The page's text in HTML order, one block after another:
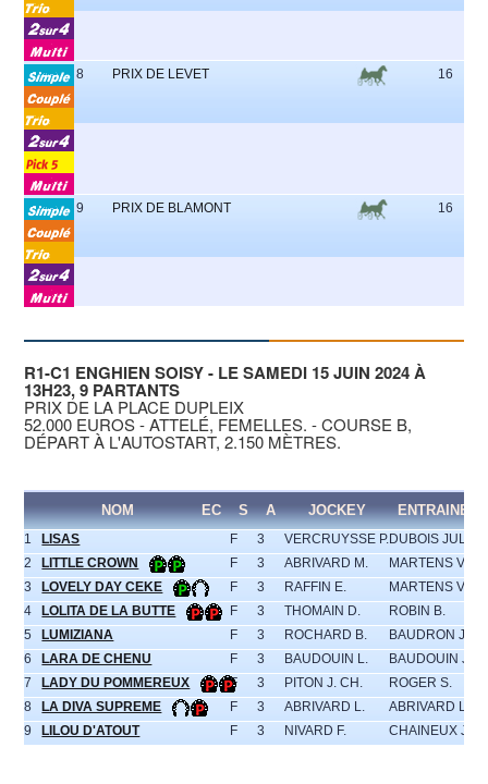
8 PRIX DE LEVET 16
9 PRIX DE BLAMONT 16
R1-C1 ENGHIEN SOISY - LE SAMEDI 15 JUIN 2024 À
13H23, 9 PARTANTS
PRIX DE LA PLACE DUPLEIX
52.000 EUROS - ATTELÉ, FEMELLES. - COURSE B,
DÉPART À L'AUTOSTART, 2.150 MÈTRES.
NOM EC S A JOCKEY
1 LISAS F 3 VERCRUYSSE P.DUBOIS JUL.
2
LITTLE CROWN F 3 ABRIVARD M.
MARTENS V.
3
LOVELY DAY CEKE F 3 RAFFIN E.
MARTENS V.
4
LOLITA DE LA BUTTE F 3 THOMAIN D.
ROBIN B.
5
LUMIZIANA F 3 ROCHARD B.
BAUDRON J.
6
LARA DE CHENU F 3 BAUDOUIN L.
BAUDOUIN J.M.
7
LADY DU POMMEREUX F 3 PITON J. CH.
ROGER S.
8
LA DIVA SUPREME F 3 ABRIVARD L.
ABRIVARD
9
LILOU D'ATOUT F 3 NIVARD F. CHAINEUX J.M.